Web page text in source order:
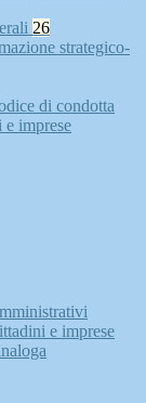
26
strategico-
di condotta
imprese
e imprese